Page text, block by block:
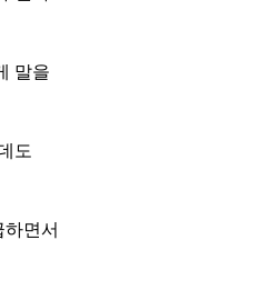
말을
도
면서